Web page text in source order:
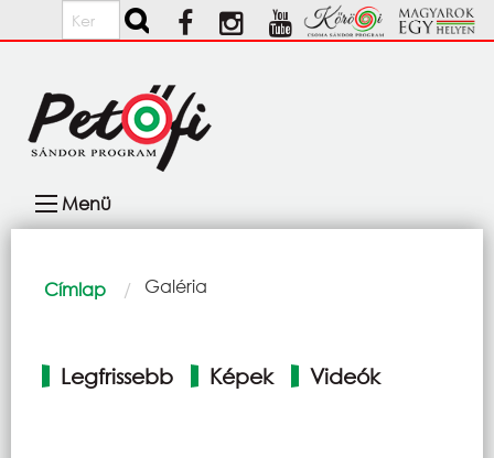
Ugrás a tartalomra
Keresés
navigáció
Menü
Morzsa
Címlap Current:
Galéria
fülek
Legfrissebb Képek Videók